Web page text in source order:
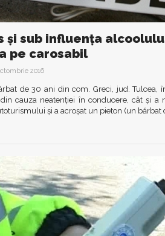
şi sub influenţa
pe carosabil
2016
de 30 ani din com. Greci, jud.
cauza neatenției în conducere, cât și a
şi a acroşat un pieton (un bărbat